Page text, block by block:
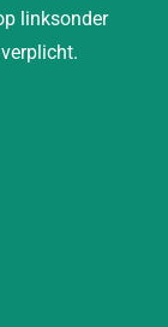
linksonder